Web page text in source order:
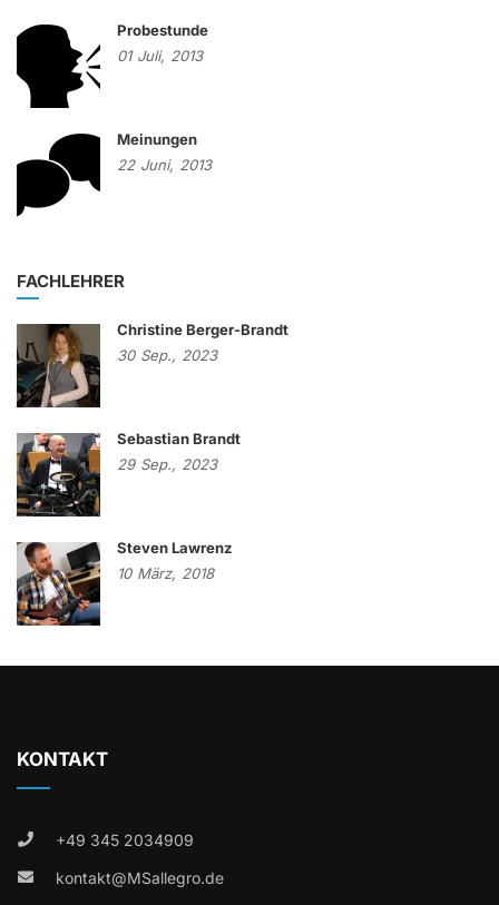
Probestunde
01 Juli, 2013
Meinungen
22 Juni, 2013
FACHLEHRER
Christine Berger-Brandt
30 Sep., 2023
Sebastian Brandt
29 Sep., 2023
Steven Lawrenz
10 März, 2018
KONTAKT
+49 345 2034909
kontakt@MSallegro.de